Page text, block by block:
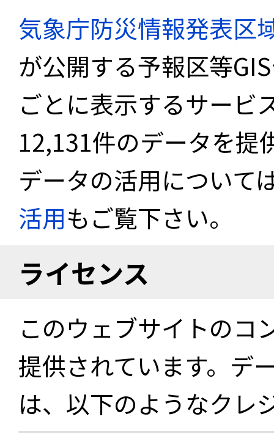
気象庁防災情報発表区
が公開する予報区等
ごとに表示するサービ
12,131件のデータを提
データの活用について
活用もご覧下さい。
ライセンス
このウェブサイトのコ
提供されています。デ
は、以下のようなクレ